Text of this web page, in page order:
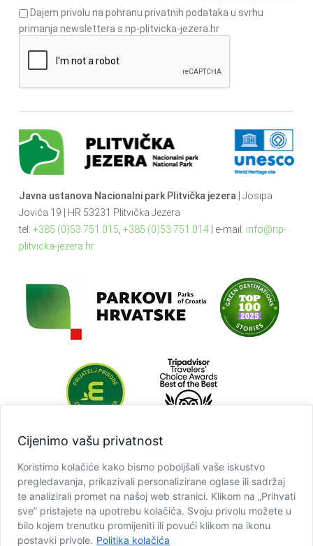
Cijenimo vašu privatnost
Koristimo kolačiće kako bismo poboljšali vaše iskustvo
pregledavanja, prikazivali personalizirane oglase ili sadržaj
te analizirali promet na našoj web stranici. Klikom na „Prihvati
sve” pristajete na upotrebu kolačića. Svoju privolu možete u
bilo kojem trenutku promijeniti ili povući klikom na ikonu
postavki privole. Politika kolačića
Dajem privolu na pohranu privatnih podataka u svrhu
primanja newslettera s np-plitvicka-jezera.hr
Javna ustanova Nacionalni park Plitvička jezera | Josipa
Jovića 19 | HR 53231 Plitvička Jezera
tel: +385 (0)53 751 015 +385 (0)53 751 014| e-mail: info@np-
plitvicka-jezera.hr